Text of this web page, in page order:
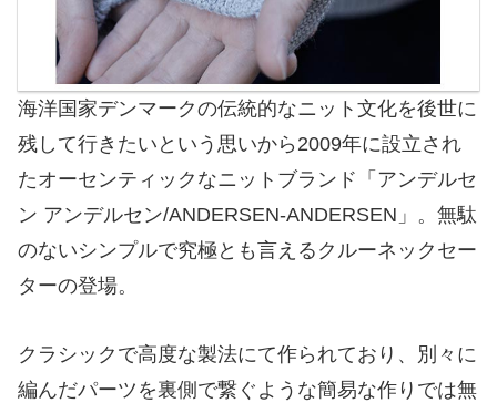
海洋国家デンマークの伝統的なニット文化を後世に
残して行きたいという思いから2009年に設立され
たオーセンティックなニットブランド「アンデルセ
ン アンデルセン/ANDERSEN-ANDERSEN」。無駄
のないシンプルで究極とも言えるクルーネックセー
ターの登場。
クラシックで高度な製法にて作られており、別々に
編んだパーツを裏側で繋ぐような簡易な作りでは無